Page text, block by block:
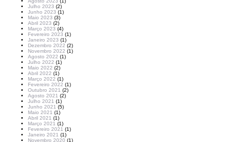
Julho 2023 (2)
Junho 2023 (1)
Maio 2023 (3)
Abril 2023 (2)
Março 2023 (4)
Fevereiro 2023 (1)
Janeiro 2023 (1)
Dezembro 2022 (2)
Novembro 2022 (1)
Agosto 2022 (1)
Julho 2022 (1)
Maio 2022 (2)
Abril 2022 (1)
Março 2022 (1)
Fevereiro 2022 (1)
Outubro 2021 (2)
Agosto 2021 (2)
Julho 2021 (1)
Junho 2021 (5)
Maio 2021 (1)
Abril 2021 (1)
Março 2021 (1)
Fevereiro 2021 (1)
Janeiro 2021 (1)
Novembro 2020 (1)